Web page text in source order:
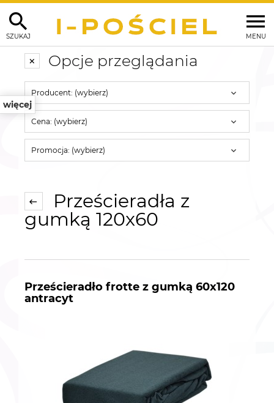
MENU
SZUKAJ
więcej
Opcje przeglądania
Producent: (wybierz)
Cena: (wybierz)
Promocja: (wybierz)
Prześcieradła z
gumką 120x60
Prześcieradło frotte z gumką 60x120
antracyt